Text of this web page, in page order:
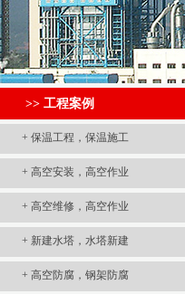
>> 工程案例
+ 保温工程，保温施工
+ 高空安装，高空作业
+ 高空维修，高空作业
+ 新建水塔，水塔新建
+ 高空防腐，钢架防腐